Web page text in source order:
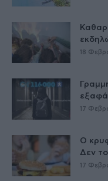
18
17
Ο
Δεν
17